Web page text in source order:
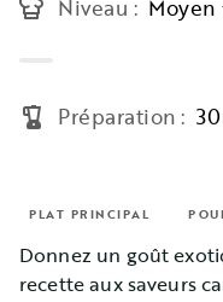
Niveau : Moyen
blender Préparation :
PLAT PRINCIPAL
Donnez un goût
recette aux saveurs